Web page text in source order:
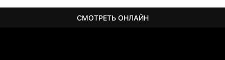
СМОТРЕТЬ ОНЛАЙН